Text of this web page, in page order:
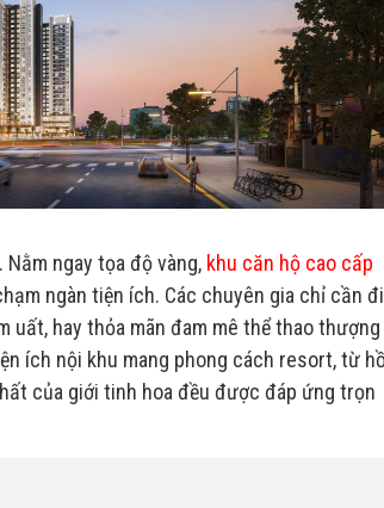
ngay tọa độ vàng, khu căn hộ cao cấp
ngàn tiện ích. Các chuyên gia chỉ cần đi
uất, hay thỏa mãn đam mê thể thao thượng
ích nội khu mang phong cách resort, từ
của giới tinh hoa đều được đáp ứng trọn